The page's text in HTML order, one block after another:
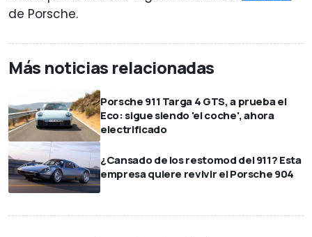
de Porsche.
Más noticias relacionadas
Porsche 911 Targa 4 GTS, a prueba el
Eco: sigue siendo 'el coche', ahora
electrificado
¿Cansado de los restomod del 911? Esta
empresa quiere revivir el Porsche 904